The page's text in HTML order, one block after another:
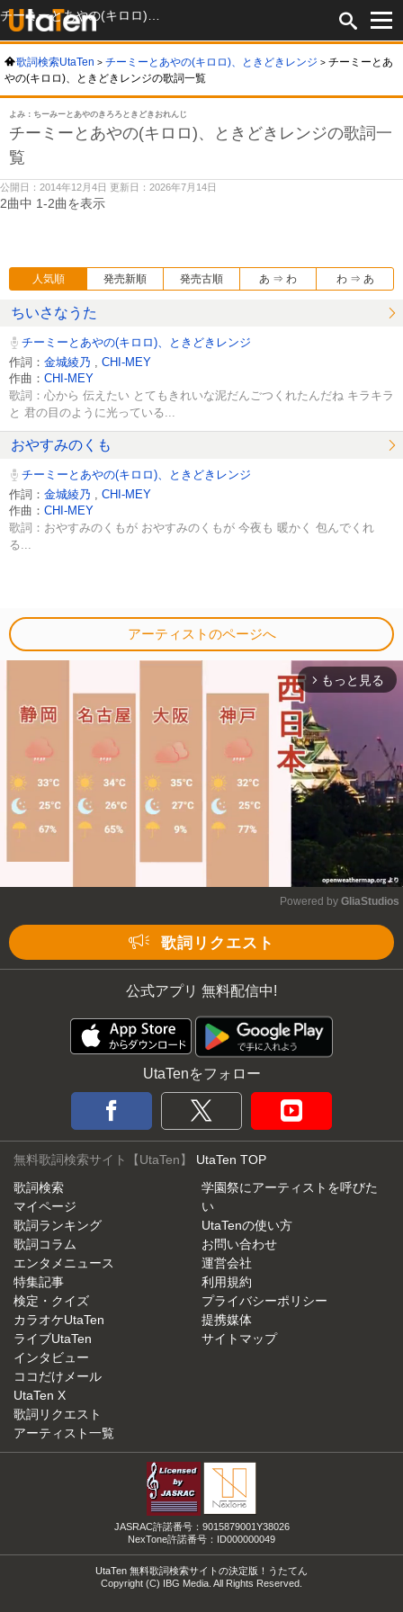
歌詞検索UtaTen チーミーとあやの(キロロ)、ときどきレンジ
チーミーとあ
やの(キロロ)、ときどきレンジの歌詞一覧
よみ：ちーみーとあやのきろろときどきおれんじ
チーミーとあやの(キロロ)、ときどきレンジの歌詞一
覧
公開日：2014年12月4日 更新日：2026年7月14日
2曲中 1-2曲を表示
人気順 発売新順 発売古順 あ ⇒ わ わ ⇒ あ
ちいさなうた
チーミーとあやの(キロロ)、ときどきレンジ
作詞： 金城綾乃
CHI-MEY
作曲： CHI-MEY
歌詞：心から 伝えたい とてもきれいな泥だんごつくれたんだね キラキラ
と 君の目のように光っている...
おやすみのくも
チーミーとあやの(キロロ)、ときどきレンジ
作詞： 金城綾乃
CHI-MEY
作曲： CHI-MEY
歌詞：おやすみのくもが おやすみのくもが 今夜も 暖かく 包んでくれ
る...
アーティストのページへ
arrow_forward_ios もっと見る
Powered by GliaStudios
歌詞リクエスト
公式アプリ 無料配信中!
UtaTenをフォロー
無料歌詞検索サイト【UtaTen】 UtaTen TOP
歌詞検索
マイページ
歌詞ランキング
歌詞コラム
エンタメニュース
特集記事
検定・クイズ
カラオケUtaTen
ライブUtaTen
インタビュー
ココだけメール
UtaTen X
歌詞リクエスト
アーティスト一覧
学園祭にアーティストを呼びた
い
UtaTenの使い方
お問い合わせ
運営会社
利用規約
プライバシーポリシー
提携媒体
サイトマップ
JASRAC許諾番号：9015879001Y38026
NexTone許諾番号：ID000000049
UtaTen 無料歌詞検索サイトの決定版！うたてん
Copyright (C) IBG Media. All Rights Reserved.